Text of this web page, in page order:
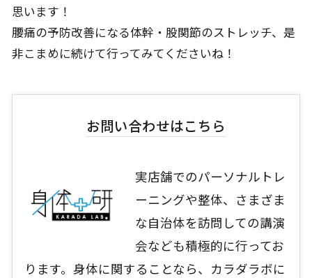
思います！
腰痛の予防改善になる体幹・股関節のストレッチ、是
非こまめに続けて行ってみてくださいね！
お問い合わせはこちら
実店舗でのパーソナルトレ
ーニングや整体、さまざま
な自治体を訪問しての講演
会なども積極的に行ってお
ります。身体に関することなら、カラダラボに